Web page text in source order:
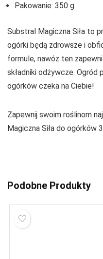
Pakowanie: 350 g
Substral Magiczna Siła to
ogórki będą zdrowsze i
formule, nawóz ten
składniki odżywcze. Ogród
ogórków czeka na Ciebie!
Zapewnij swoim roślinom
Magiczna Siła do ogórków
Podobne Produkty